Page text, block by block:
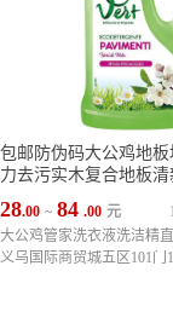
包邮防伪码大公鸡地
力去污实木复合地板
28.00 ~ 84 .00 元
义乌国际商贸城五区101门